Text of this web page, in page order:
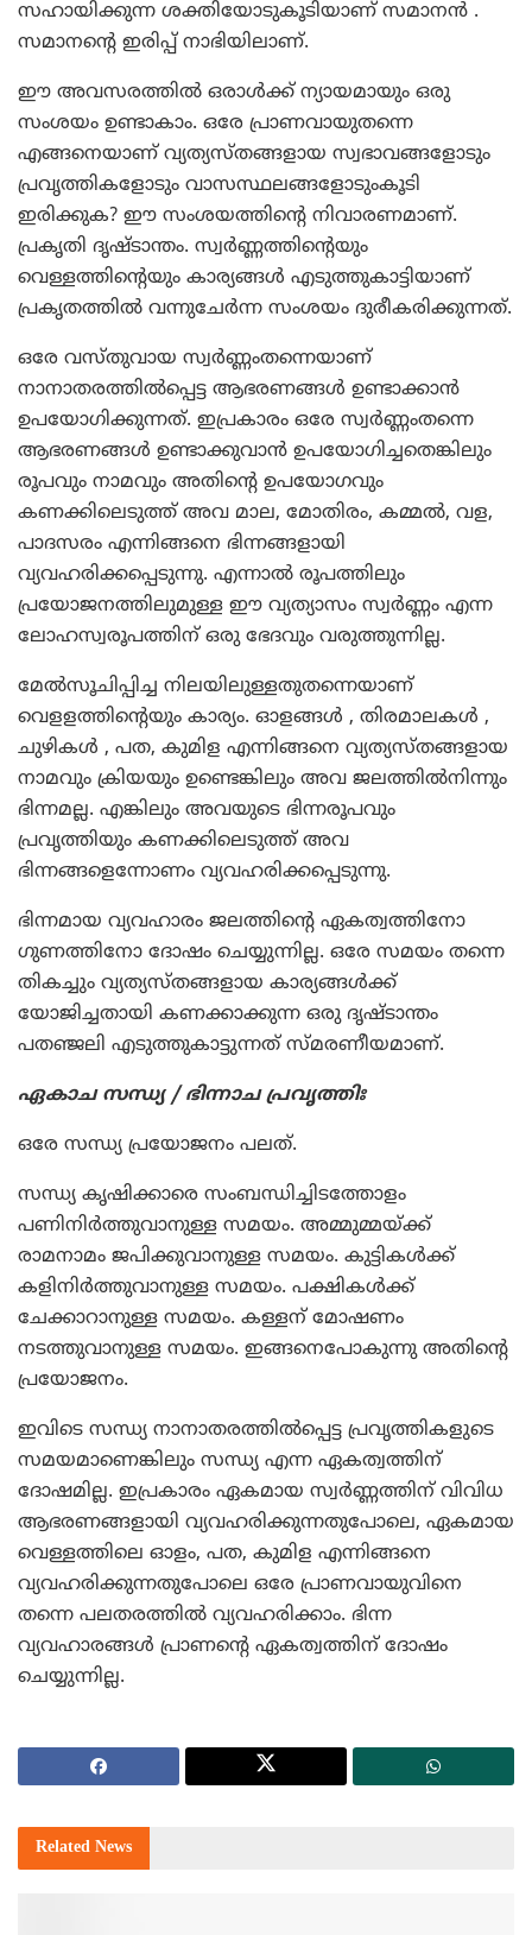
സഹായിക്കുന്ന ശക്തിയോടുകൂടിയാണ് സമാനന്‍ .
സമാനന്റെ ഇരിപ്പ് നാഭിയിലാണ്.
ഈ അവസരത്തില്‍ ഒരാള്‍ക്ക് ന്യായമായും ഒരു
സംശയം ഉണ്ടാകാം. ഒരേ പ്രാണവായുതന്നെ
എങ്ങനെയാണ് വ്യത്യസ്തങ്ങളായ സ്വഭാവങ്ങളോടും
പ്രവൃത്തികളോടും വാസസ്ഥലങ്ങളോടുംകൂടി
ഇരിക്കുക? ഈ സംശയത്തിന്റെ നിവാരണമാണ്.
പ്രകൃതി ദൃഷ്ടാന്തം. സ്വര്‍ണ്ണത്തിന്റെയും
വെള്ളത്തിന്റെയും കാര്യങ്ങള്‍ എടുത്തുകാട്ടിയാണ്
പ്രകൃതത്തില്‍ വന്നുചേര്‍ന്ന സംശയം ദുരീകരിക്കുന്നത്.
ഒരേ വസ്തുവായ സ്വര്‍ണ്ണംതന്നെയാണ്
നാനാതരത്തില്‍പ്പെട്ട ആഭരണങ്ങള്‍ ഉണ്ടാക്കാന്‍
ഉപയോഗിക്കുന്നത്. ഇപ്രകാരം ഒരേ സ്വര്‍ണ്ണംതന്നെ
ആഭരണങ്ങള്‍ ഉണ്ടാക്കുവാന്‍ ഉപയോഗിച്ചതെങ്കിലും
രൂപവും നാമവും അതിന്റെ ഉപയോഗവും
കണക്കിലെടുത്ത് അവ മാല, മോതിരം, കമ്മല്‍, വള,
പാദസരം എന്നിങ്ങനെ ഭിന്നങ്ങളായി
വ്യവഹരിക്കപ്പെടുന്നു. എന്നാല്‍ രൂപത്തിലും
പ്രയോജനത്തിലുമുള്ള ഈ വ്യത്യാസം സ്വര്‍ണ്ണം എന്ന
ലോഹസ്വരൂപത്തിന് ഒരു ഭേദവും വരുത്തുന്നില്ല.
മേല്‍സൂചിപ്പിച്ച നിലയിലുള്ളതുതന്നെയാണ്
വെളളത്തിന്റെയും കാര്യം. ഓളങ്ങള്‍ , തിരമാലകള്‍ ,
ചുഴികള്‍ , പത, കുമിള എന്നിങ്ങനെ വ്യത്യസ്തങ്ങളായ
നാമവും ക്രിയയും ഉണ്ടെങ്കിലും അവ ജലത്തില്‍നിന്നും
ഭിന്നമല്ല. എങ്കിലും അവയുടെ ഭിന്നരൂപവും
പ്രവൃത്തിയും കണക്കിലെടുത്ത് അവ
ഭിന്നങ്ങളെന്നോണം വ്യവഹരിക്കപ്പെടുന്നു.
ഭിന്നമായ വ്യവഹാരം ജലത്തിന്റെ ഏകത്വത്തിനോ
ഗുണത്തിനോ ദോഷം ചെയ്യുന്നില്ല. ഒരേ സമയം തന്നെ
തികച്ചും വ്യത്യസ്തങ്ങളായ കാര്യങ്ങള്‍ക്ക്
യോജിച്ചതായി കണക്കാക്കുന്ന ഒരു ദൃഷ്ടാന്തം
പതഞ്ജലി എടുത്തുകാട്ടുന്നത് സ്മരണീയമാണ്.
ഏകാച സന്ധ്യ / ഭിന്നാച പ്രവൃത്തിഃ
ഒരേ സന്ധ്യ പ്രയോജനം പലത്.
സന്ധ്യ കൃഷിക്കാരെ സംബന്ധിച്ചിടത്തോളം
പണിനിര്‍ത്തുവാനുള്ള സമയം. അമ്മുമ്മയ്ക്ക്
രാമനാമം ജപിക്കുവാനുള്ള സമയം. കുട്ടികള്‍ക്ക്
കളിനിര്‍ത്തുവാനുള്ള സമയം. പക്ഷികള്‍ക്ക്
ചേക്കാറാനുള്ള സമയം. കള്ളന് മോഷണം
നടത്തുവാനുള്ള സമയം. ഇങ്ങനെപോകുന്നു അതിന്റെ
പ്രയോജനം.
ഇവിടെ സന്ധ്യ നാനാതരത്തില്‍പ്പെട്ട പ്രവൃത്തികളുടെ
സമയമാണെങ്കിലും സന്ധ്യ എന്ന ഏകത്വത്തിന്
ദോഷമില്ല. ഇപ്രകാരം ഏകമായ സ്വര്‍ണ്ണത്തിന് വിവിധ
ആഭരണങ്ങളായി വ്യവഹരിക്കുന്നതുപോലെ, ഏകമായ
വെള്ളത്തിലെ ഓളം, പത, കുമിള എന്നിങ്ങനെ
വ്യവഹരിക്കുന്നതുപോലെ ഒരേ പ്രാണവായുവിനെ
തന്നെ പലതരത്തില്‍ വ്യവഹരിക്കാം. ഭിന്ന
വ്യവഹാരങ്ങള്‍ പ്രാണന്റെ ഏകത്വത്തിന് ദോഷം
ചെയ്യുന്നില്ല.
Related News